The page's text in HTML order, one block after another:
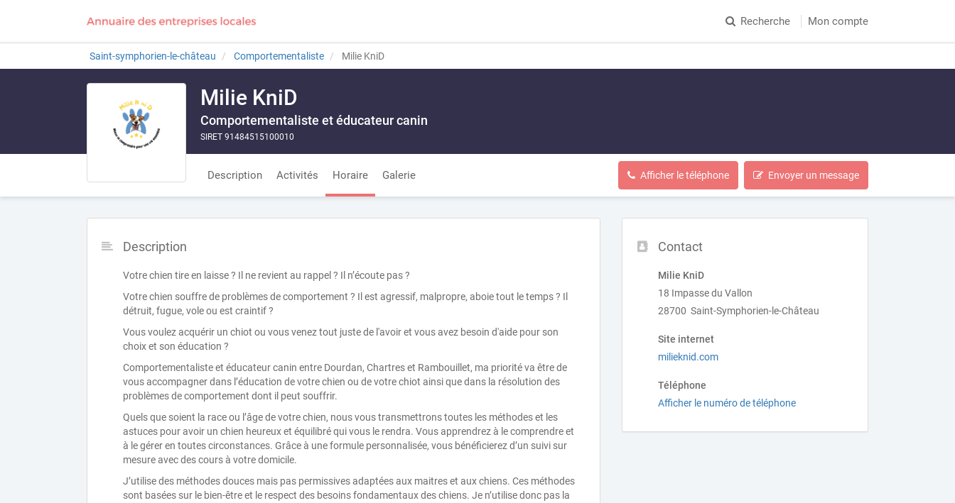
Recherche Mon compte
Saint-symphorien-le-château Comportementaliste Milie KniD
Milie KniD
Comportementaliste et éducateur canin
SIRET 91484515100010
Description Activités Horaire Galerie Afficher le téléphone Envoyer un message
Contact
Milie KniD
18 Impasse du Vallon
28700 Saint-Symphorien-le-Château
Site internet
milieknid.com
Téléphone
Afficher le numéro de téléphone
Description
Votre chien tire en laisse ? Il ne revient au rappel ? Il n’écoute pas ?
Votre chien souffre de problèmes de comportement ? Il est agressif, malpropre, aboie tout le temps ? Il
détruit, fugue, vole ou est craintif ?
Vous voulez acquérir un chiot ou vous venez tout juste de l'avoir et vous avez besoin d'aide pour son
choix et son éducation ?
Comportementaliste et éducateur canin entre Dourdan, Chartres et Rambouillet, ma priorité va être de
vous accompagner dans l’éducation de votre chien ou de votre chiot ainsi que dans la résolution des
problèmes de comportement dont il peut souffrir.
Quels que soient la race ou l’âge de votre chien, nous vous transmettrons toutes les méthodes et les
astuces pour avoir un chien heureux et équilibré qui vous le rendra. Vous apprendrez à le comprendre et
à le gérer en toutes circonstances. Grâce à une formule personnalisée, vous bénéficierez d’un suivi sur
mesure avec des cours à votre domicile.
J’utilise des méthodes douces mais pas permissives adaptées aux maitres et aux chiens. Ces méthodes
sont basées sur le bien-être et le respect des besoins fondamentaux des chiens. Je n’utilise donc pas la